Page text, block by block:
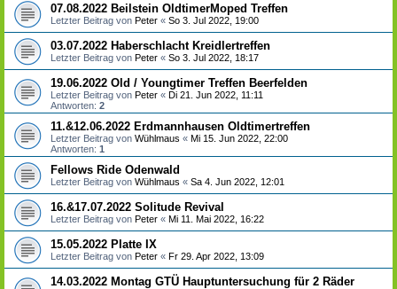
07.08.2022 Beilstein OldtimerMoped Treffen
Letzter Beitrag von Peter « So 3. Jul 2022, 19:00
03.07.2022 Haberschlacht Kreidlertreffen
Letzter Beitrag von Peter « So 3. Jul 2022, 18:17
19.06.2022 Old / Youngtimer Treffen Beerfelden
Letzter Beitrag von Peter « Di 21. Jun 2022, 11:11
Antworten: 2
11.&12.06.2022 Erdmannhausen Oldtimertreffen
Letzter Beitrag von Wühlmaus « Mi 15. Jun 2022, 22:00
Antworten: 1
Fellows Ride Odenwald
Letzter Beitrag von Wühlmaus « Sa 4. Jun 2022, 12:01
16.&17.07.2022 Solitude Revival
Letzter Beitrag von Peter « Mi 11. Mai 2022, 16:22
15.05.2022 Platte IX
Letzter Beitrag von Peter « Fr 29. Apr 2022, 13:09
14.03.2022 Montag GTÜ Hauptuntersuchung für 2 Räder